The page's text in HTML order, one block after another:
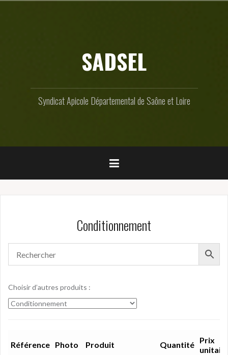
SADSEL
Syndicat Apicole Départemental de Saône et Loire
Conditionnement
Choisir d’autres produits :
Référence Photo Produit Quantité Prix